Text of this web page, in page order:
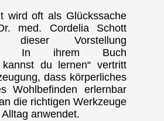
wird oft als Glückssache
med. Cordelia Schott
dieser Vorstellung
In ihrem Buch
kannst du lernen“ vertritt
dass körperliches
Wohlbefinden erlernbar
die richtigen Werkzeuge
anwendet.